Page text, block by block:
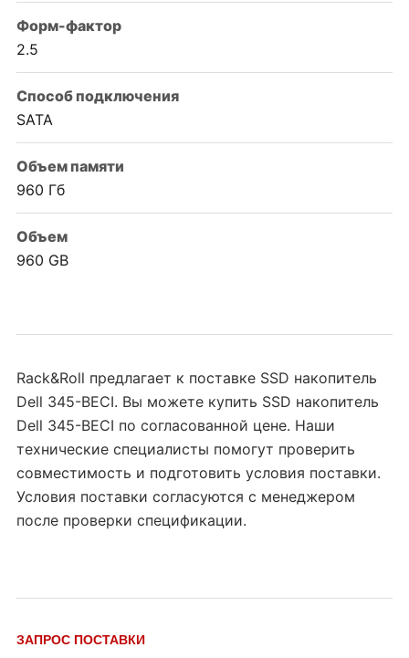
Форм-фактор
2.5
Способ подключения
SATA
Объем памяти
960 Гб
Объем
960 GB
Rack&Roll предлагает к поставке SSD накопитель
Dell 345-BECI. Вы можете купить SSD накопитель
Dell 345-BECI по согласованной цене. Наши
технические специалисты помогут проверить
совместимость и подготовить условия поставки.
Условия поставки согласуются с менеджером
после проверки спецификации.
ЗАПРОС ПОСТАВКИ